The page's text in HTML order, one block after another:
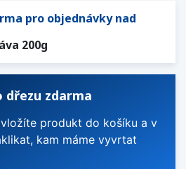
pro objednávky nad
200g
zdarma
produkt do košíku a v
kam máme vyvrtat